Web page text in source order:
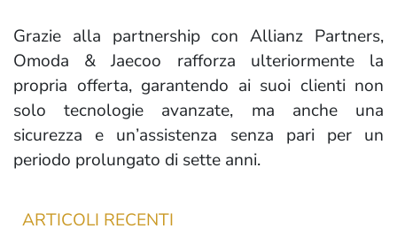
Grazie alla partnership con Allianz Partners,
Omoda & Jaecoo rafforza ulteriormente la
propria offerta, garantendo ai suoi clienti non
solo tecnologie avanzate, ma anche una
sicurezza e un’assistenza senza pari per un
periodo prolungato di sette anni.
ARTICOLI RECENTI